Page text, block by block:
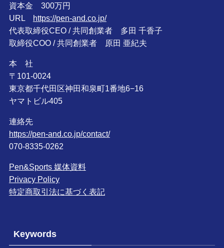
資本金 300万円
URL https://pen-and.co.jp/
代表取締役CEO / 共同創業者 多田 千香子
取締役COO / 共同創業者 原田 亜紀夫
本 社
〒101-0024
東京都千代田区神田和泉町1番地6−16
ヤマトビル405
連絡先
https://pen-and.co.jp/contact/
070-8335-0262
Pen&Sports 媒体資料
Privacy Policy
特定商取引法に基づく表記
Keywords